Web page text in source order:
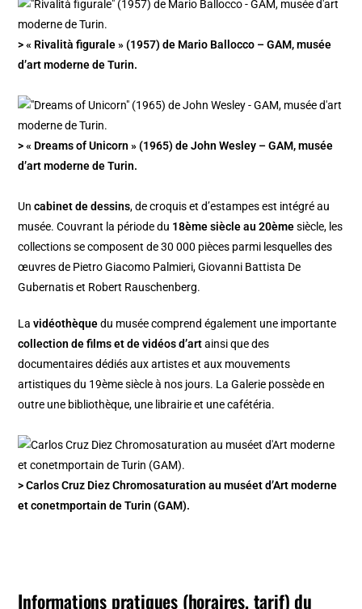
> « Rivalità figurale » (1957) de Mario Ballocco – GAM, musée
d’art moderne de Turin.
> « Dreams of Unicorn » (1965) de John Wesley – GAM, musée
d’art moderne de Turin.
Uncabinet de dessins, de croquis et d’estampes est intégré au
musée. Couvrant la période du 18ème siècle au 20èmesiècle, les
collections se composent de 30 000 pièces parmi lesquelles des
œuvres de Pietro Giacomo Palmieri, Giovanni Battista De
Gubernatis et Robert Rauschenberg.
Lavidéothèquedu musée comprend également une importante
collection de films et de vidéos d’artainsi que des
documentaires dédiés aux artistes et aux mouvements
artistiques du 19ème siècle à nos jours. La Galerie possède en
outre une bibliothèque, une librairie et une cafétéria.
> Carlos Cruz Diez Chromosaturation au muséet d’Art moderne
et conetmportain de Turin (GAM).
Informations pratiques (horaires, tarif) du